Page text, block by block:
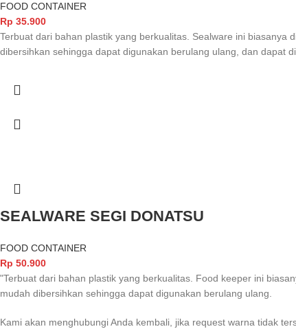
FOOD CONTAINER
Rp 35.900
Terbuat dari bahan plastik yang berkualitas. Sealware ini
dibersihkan sehingga dapat digunakan berulang ulang, dan dapat
SEALWARE SEGI DONATSU
FOOD CONTAINER
Rp 50.900
"Terbuat dari bahan plastik yang berkualitas. Food keeper ini
mudah dibersihkan sehingga dapat digunakan berulang ulang.
Kami akan menghubungi Anda kembali, jika request warna tidak